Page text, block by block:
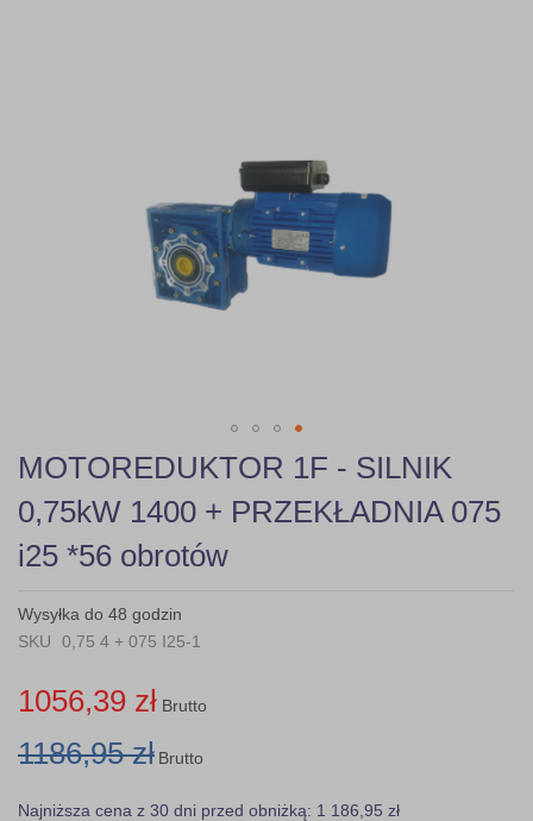
Skip
to
the
beginning
of
the
gallery
MOTOREDUKTOR 1F - SILNIK
0,75kW 1400 + PRZEKŁADNIA 075
i25 *56 obrotów
Wysyłka do 48 godzin
SKU
0,75 4 + 075 I25-1
1056,39 zł Brutto
1186,95 zł Brutto
Najniższa cena z 30 dni przed obniżką: 1 186,95 zł